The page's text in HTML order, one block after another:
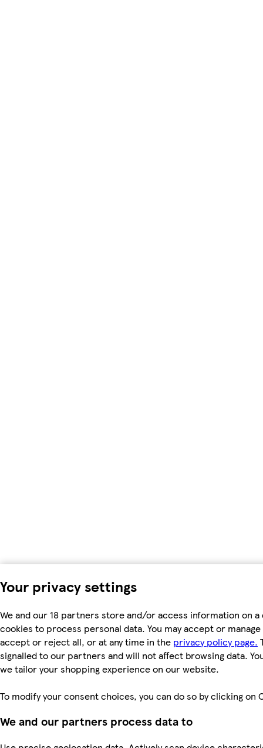
Your privacy settings
We and our 18 partners store and/or access information on a
cookies to process personal data. You may accept or
accept or reject all, or at any time in the privacy policy page.
signalled to our partners and will not affect browsing data.
we tailor your shopping experience on our website.
To modify your consent choices, you can do so by clicking
We and our partners process data to